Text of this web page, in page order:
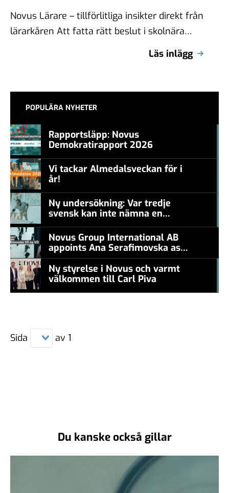
Novus Lärare – tillförlitliga insikter direkt från
lärarkåren Att fatta rätt beslut i skolnära
frågor kräver mer än antaganden, det …
Läs inlägg
POPULÄRA NYHETER
Rapportsläpp: Novus
Demokratirapport 2026
Vi tackar Almedalsveckan för i
år!
Ny undersökning: Var tredje
svensk kan inte nämna en
levande konstnär
Novus Group International AB
appoints Ana Serafimovska as
new CEO
Ny styrelse i Novus och varmt
välkommen till Carl Piva
Sida av 1
Du kanske också gillar